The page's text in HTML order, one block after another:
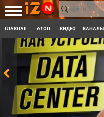
ГЛАВНАЯ ⭐ТОП ВИДЕО КАНАЛЫ